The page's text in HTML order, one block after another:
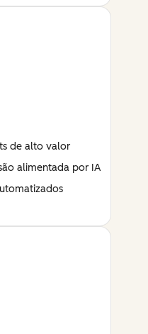
de alto valor
alimentada por IA